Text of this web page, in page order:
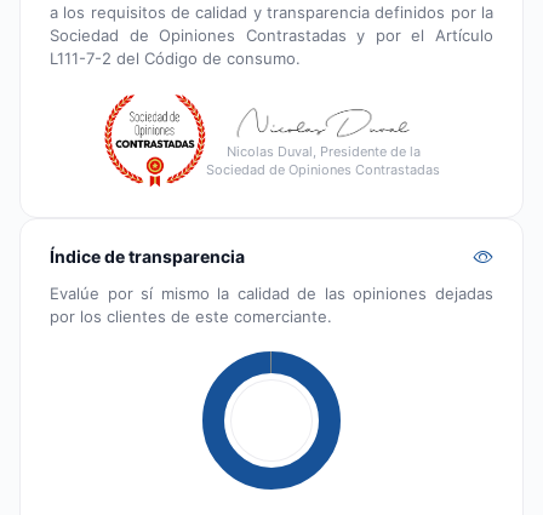
a los requisitos de calidad y transparencia definidos por la
Sociedad de Opiniones Contrastadas y por el Artículo
L111-7-2 del Código de consumo.
Nicolas Duval, Presidente de la
Sociedad de Opiniones Contrastadas
Índice de transparencia
Evalúe por sí mismo la calidad de las opiniones dejadas
por los clientes de este comerciante.